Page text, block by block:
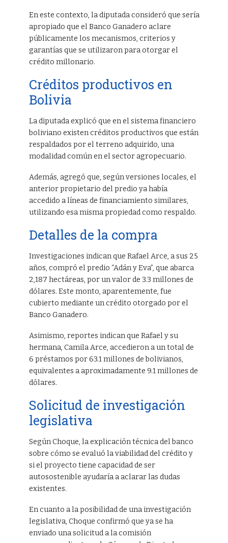
En este contexto, la diputada consideró que sería
apropiado que el Banco Ganadero aclare
públicamente los mecanismos, criterios y
garantías que se utilizaron para otorgar el
crédito millonario.
Créditos productivos en
Bolivia
La diputada explicó que en el sistema financiero
boliviano existen créditos productivos que están
respaldados por el terreno adquirido, una
modalidad común en el sector agropecuario.
Además, agregó que, según versiones locales, el
anterior propietario del predio ya había
accedido a líneas de financiamiento similares,
utilizando esa misma propiedad como respaldo.
Detalles de la compra
Investigaciones indican que Rafael Arce, a sus 25
años, compró el predio “Adán y Eva”, que abarca
2,187 hectáreas, por un valor de 3.3 millones de
dólares. Este monto, aparentemente, fue
cubierto mediante un crédito otorgado por el
Banco Ganadero.
Asimismo, reportes indican que Rafael y su
hermana, Camila Arce, accedieron a un total de
6 préstamos por 63.1 millones de bolivianos,
equivalentes a aproximadamente 9.1 millones de
dólares.
Solicitud de investigación
legislativa
Según Choque, la explicación técnica del banco
sobre cómo se evaluó la viabilidad del crédito y
si el proyecto tiene capacidad de ser
autosostenible ayudaría a aclarar las dudas
existentes.
En cuanto a la posibilidad de una investigación
legislativa, Choque confirmó que ya se ha
enviado una solicitud a la comisión